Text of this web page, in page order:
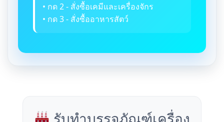
• กด 2 - สั่งซื้อเคมีและเครื่องจักร
• กด 3 - สั่งซื้ออาหารสัตว์